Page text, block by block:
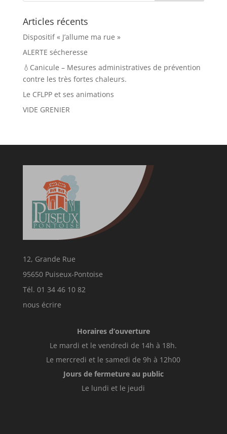
Articles récents
Dispositif « J’allume ma rue »
ALERTE sécheresse
💧Canicule – Mesures administratives de prévention
contre les très fortes chaleurs.
Le CFLPP et ses animations
VIDE GRENIER
12, Grande Rue
95650 Puiseux-Pontoise
Tél. 01 34 46 10 82
nous écrire
Horaires d’ouverture
Le mardi et le vendredi de 14h à 18h.
Le mercredi et le samedi de 9h à 12h00
Jours de fermeture au public
Le lundi et le jeudi